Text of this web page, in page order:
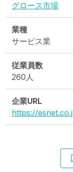
グロース市場
業種
サービス業
従業員数
260人
企業URL
https://